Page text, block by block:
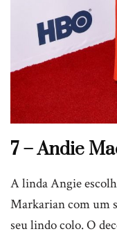
7 – Andie
A linda Angie
Markarian com um
seu lindo colo. O